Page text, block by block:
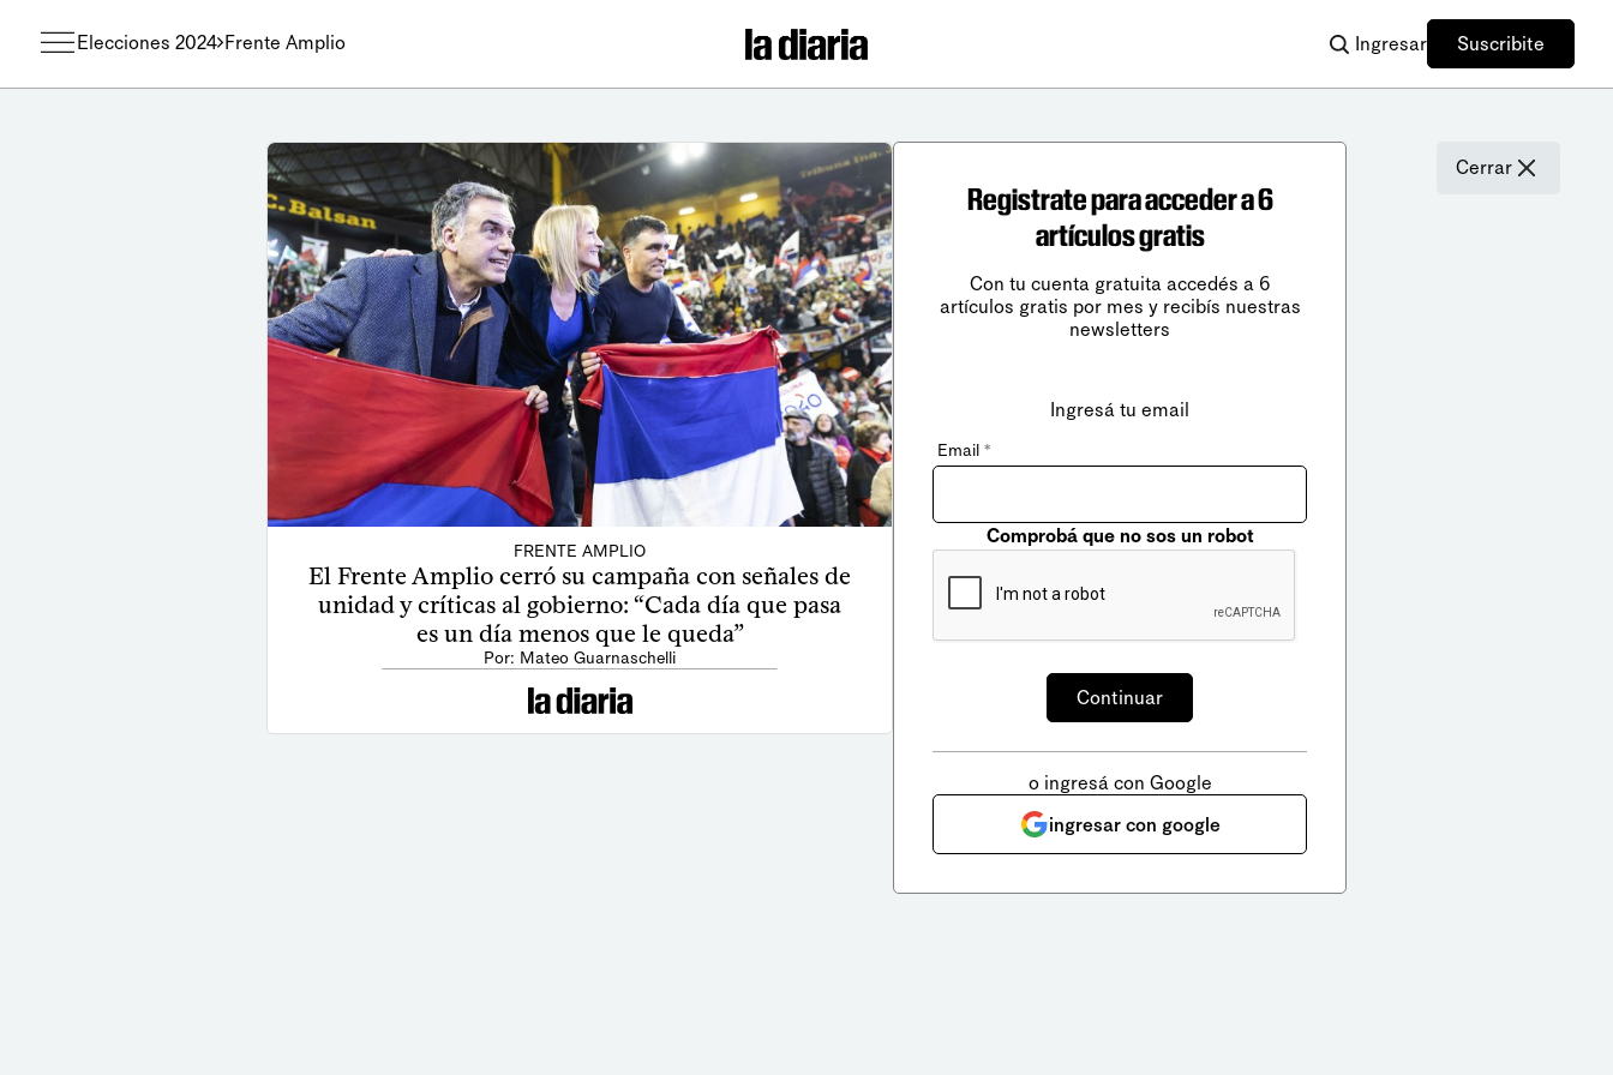
Elecciones 2024 Frente Amplio Ingresar Suscribite
FRENTE AMPLIO
El Frente Amplio cerró su campaña con señales de
unidad y críticas al gobierno: “Cada día que pasa
es un día menos que le queda”
Por: Mateo Guarnaschelli
Cerrar
Registrate para acceder a 6
artículos gratis
Con tu cuenta gratuita accedés a 6
artículos gratis por mes y recibís nuestras
newsletters
Ingresá tu email
Email *
Comprobá que no sos un robot
o ingresá con Google
ingresar con google